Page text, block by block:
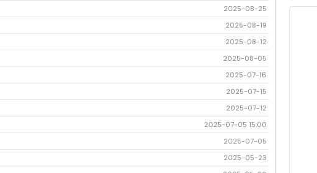
2025-08-25
2025-08-19
2025-08-12
2025-08-05
2025-07-16
2025-07-15
2025-07-12
2025-07-05 15:00
2025-07-05
2025-05-23